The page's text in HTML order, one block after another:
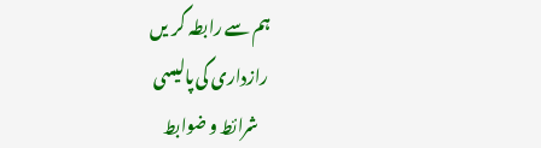
ہم سے رابطہ کریں
رازداری کی پالیسی
شرائط و ضوابط